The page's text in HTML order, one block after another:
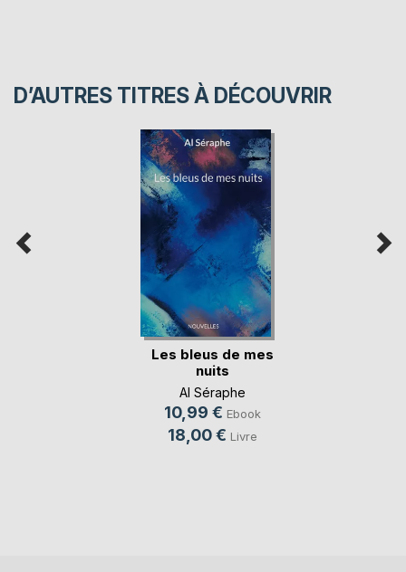
D’AUTRES TITRES À DÉCOUVRIR
Les bleus de mes
nuits
Al Séraphe
10,99 € Ebook
18,00 € Livre